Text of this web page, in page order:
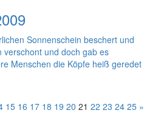
Sonnenschein beschert und
verschont und doch gab es
Menschen die Köpfe heiß geredet
15 16 17 18 19 20 21 22 23 24 25 »